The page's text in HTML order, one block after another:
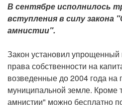
В сентябре исполнилось
вступления в силу закона
амнистии".
Закон установил упрощенный
права собственности на
возведенные до 2004 года на
муниципальной земле. Кроме
амнистии" можно бесплатно